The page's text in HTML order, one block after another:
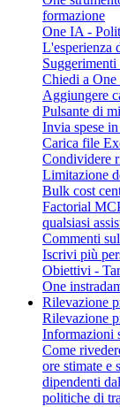
formazione
One IA -
L'esperienza
Chiedi a
Aggiungere
Pulsante di
Invia spese
Carica file
Condividere
Limitazione
Bulk cost
Factorial
qualsiasi
Commenti
Iscrivi più
Obiettivi -
One
Rilevazione
Rilevazione
Informazioni
Come
ore stimate e
dipendenti
politiche di